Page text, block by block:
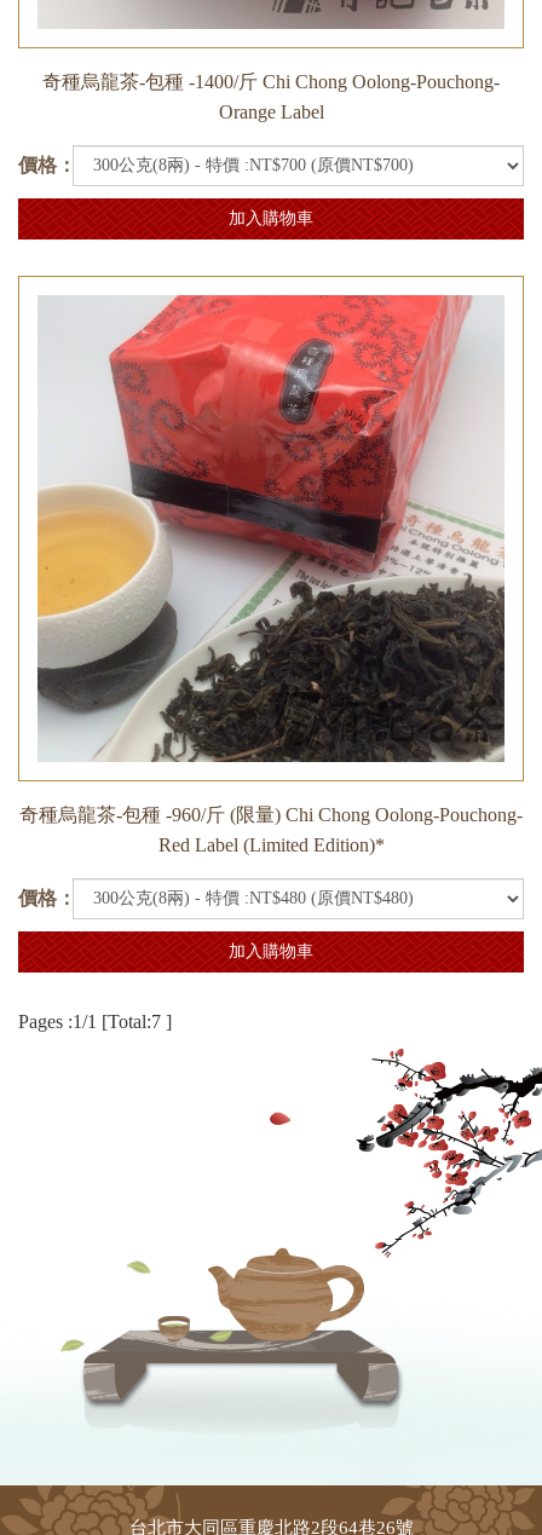
奇種烏龍茶-包種 -1400/斤 Chi Chong Oolong-Pouchong-
Orange Label
價格：
加入購物車
奇種烏龍茶-包種 -960/斤 (限量) Chi Chong Oolong-Pouchong-
Red Label (Limited Edition)*
價格：
加入購物車
Pages :1/1 [Total:7 ]
台北市大同區重慶北路2段64巷26號